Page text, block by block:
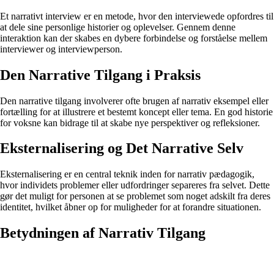
Et narrativt interview er en metode, hvor den interviewede opfordres til
at dele sine personlige historier og oplevelser. Gennem denne
interaktion kan der skabes en dybere forbindelse og forståelse mellem
interviewer og interviewperson.
Den Narrative Tilgang i Praksis
Den narrative tilgang involverer ofte brugen af narrativ eksempel eller
fortælling for at illustrere et bestemt koncept eller tema. En god historie
for voksne kan bidrage til at skabe nye perspektiver og refleksioner.
Eksternalisering og Det Narrative Selv
Eksternalisering er en central teknik inden for narrativ pædagogik,
hvor individets problemer eller udfordringer separeres fra selvet. Dette
gør det muligt for personen at se problemet som noget adskilt fra deres
identitet, hvilket åbner op for muligheder for at forandre situationen.
Betydningen af Narrativ Tilgang